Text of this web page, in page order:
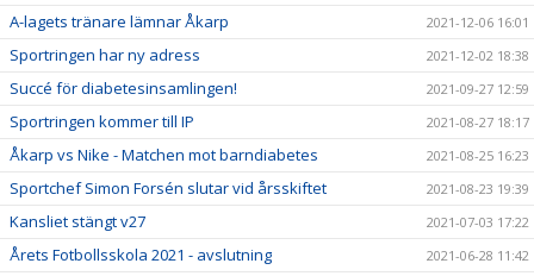
A-lagets tränare lämnar Åkarp 2021-12-06 16:01
Sportringen har ny adress 2021-12-02 18:38
Succé för diabetesinsamlingen! 2021-09-27 12:59
Sportringen kommer till IP 2021-08-27 18:17
Åkarp vs Nike - Matchen mot barndiabetes 2021-08-25 16:23
Sportchef Simon Forsén slutar vid årsskiftet 2021-08-23 19:39
Kansliet stängt v27 2021-07-03 17:22
Årets Fotbollsskola 2021 - avslutning 2021-06-28 11:42